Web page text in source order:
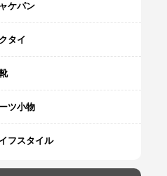
ケパン
タイ
ツ小物
フスタイル